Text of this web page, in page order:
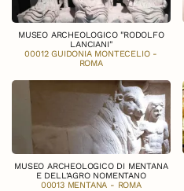
MUSEO ARCHEOLOGICO "RODOLFO
LANCIANI"
00012 GUIDONIA MONTECELIO -
ROMA
MUSEO ARCHEOLOGICO DI MENTANA
E DELL’AGRO NOMENTANO
00013 MENTANA - ROMA